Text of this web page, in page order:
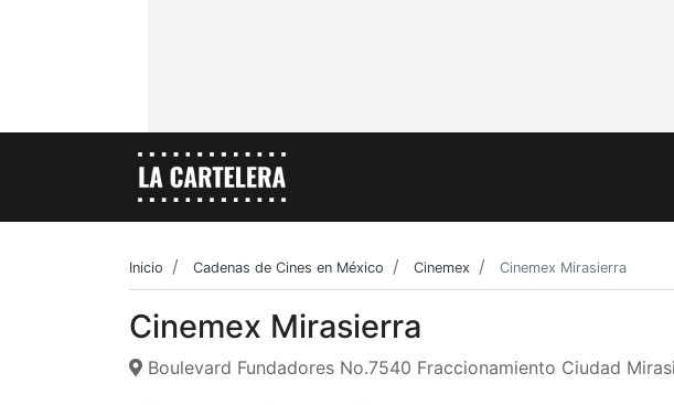
Inicio Cadenas de Cines en México Cinemex Cinemex Mirasierra
Cinemex Mirasierra
Boulevard Fundadores No.7540 Fraccionamiento Ciudad